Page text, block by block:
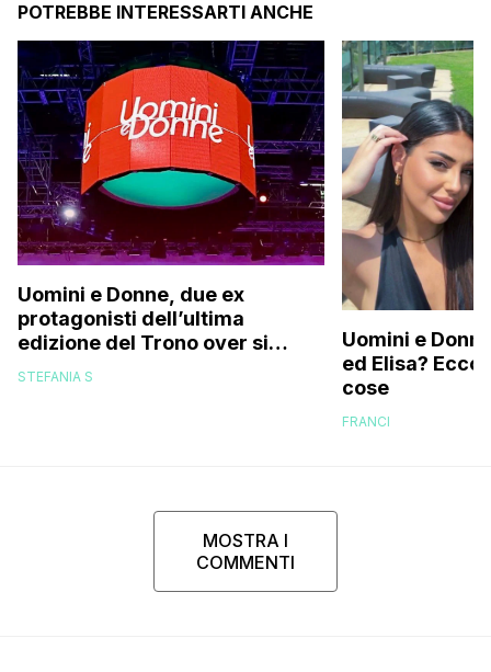
POTREBBE INTERESSARTI ANCHE
Uomini e Donne, due ex
protagonisti dell’ultima
edizione del Trono over si
stanno frequentando fuori dal
STEFANIA S
Uomini e
ed Elisa? Ecco
cose
FRANCI
MOSTRA I
COMMENTI